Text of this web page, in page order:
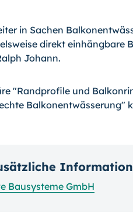
in Sachen
direkt einhängbare
Johann.
"Randprofile und
Balkonentwässerung"
Bausysteme GmbH